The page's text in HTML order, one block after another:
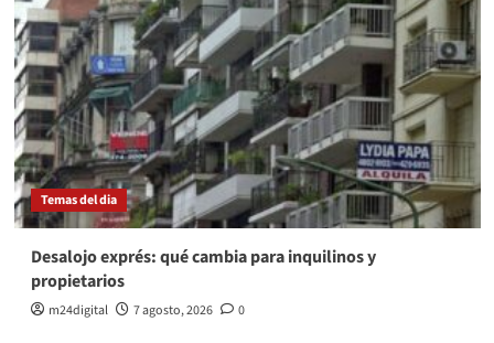
Temas del dia
Desalojo exprés: qué cambia para inquilinos y
propietarios
m24digital 7 agosto, 2026 0